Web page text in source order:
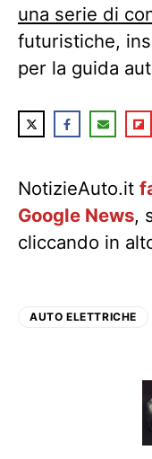
una serie di
futuristiche,
per la guida
NotizieAuto.it
Google News,
cliccando in
AUTO ELETTRICHE